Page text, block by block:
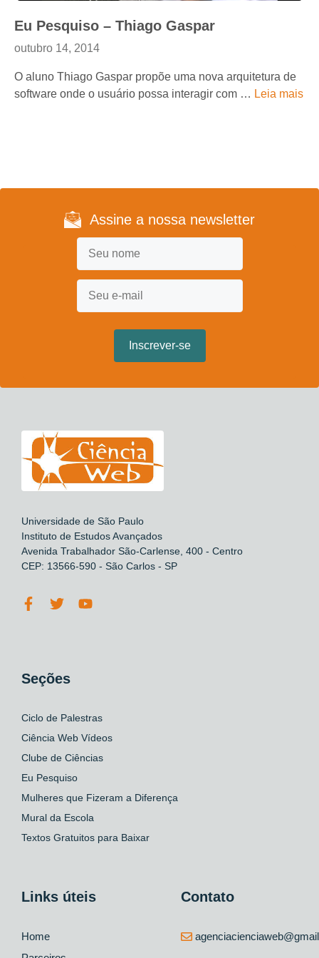
Eu Pesquiso – Thiago Gaspar
outubro 14, 2014
O aluno Thiago Gaspar propõe uma nova arquitetura de
software onde o usuário possa interagir com … Leia mais
Assine a nossa newsletter
Universidade de São Paulo
Instituto de Estudos Avançados
Avenida Trabalhador São-Carlense, 400 - Centro
CEP: 13566-590 - São Carlos - SP
Seções
Ciclo de Palestras
Ciência Web Vídeos
Clube de Ciências
Eu Pesquiso
Mulheres que Fizeram a Diferença
Mural da Escola
Textos Gratuitos para Baixar
Links úteis
Home
Contato